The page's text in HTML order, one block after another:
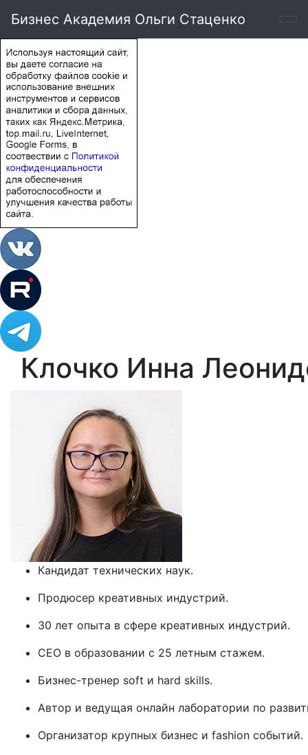
Бизнес Академия Ольги Стаценко
Клочко Инна
Кандидат технических наук.
Продюсер креативных индустрий.
30 лет опыта в сфере креативных индустрий.
СЕО в образовании с 25 летным стажем.
Бизнес-тренер soft и hard skills.
Автор и ведущая онлайн лаборатории по
Организатор крупных бизнес и fashion событий.